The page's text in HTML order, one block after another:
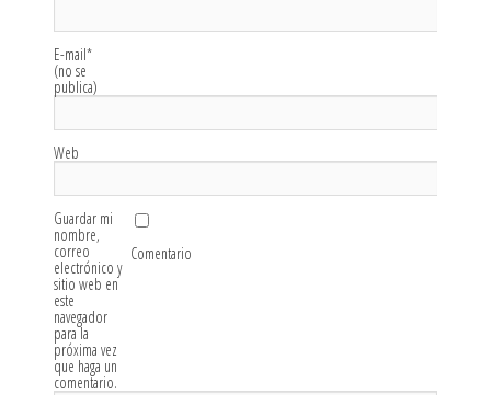
E-mail*
(no se
publica)
Web
Guardar mi
nombre,
correo
electrónico y
sitio web en
este
navegador
para la
próxima vez
que haga un
comentario.
Comentario